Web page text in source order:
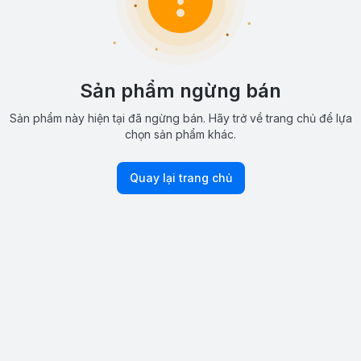
Sản phẩm ngừng bán
Sản phẩm này hiện tại đã ngừng bán. Hãy trở về trang chủ để lựa
chọn sản phẩm khác.
Quay lại trang chủ